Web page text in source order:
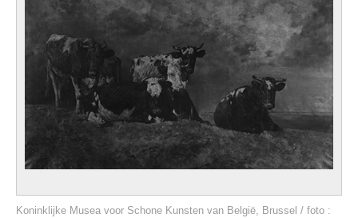
Koninklijke Musea voor Schone Kunsten van België, Brussel / foto :